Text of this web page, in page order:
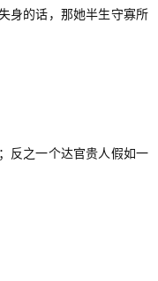
身的话，那她半生守寡所
反之一个达官贵人假如一